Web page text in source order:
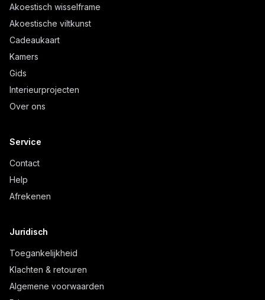
Akoestisch wisselframe
Akoestische viltkunst
Cadeaukaart
Kamers
Gids
Interieurprojecten
Over ons
Service
Contact
Help
Afrekenen
Juridisch
Toegankelijkheid
Klachten & retouren
Algemene voorwaarden